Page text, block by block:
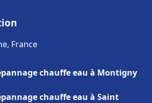
France
chauffe eau à Montigny
chauffe eau à Saint